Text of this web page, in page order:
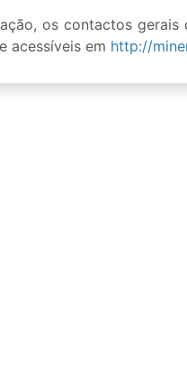
os contactos gerais
acessíveis em http://